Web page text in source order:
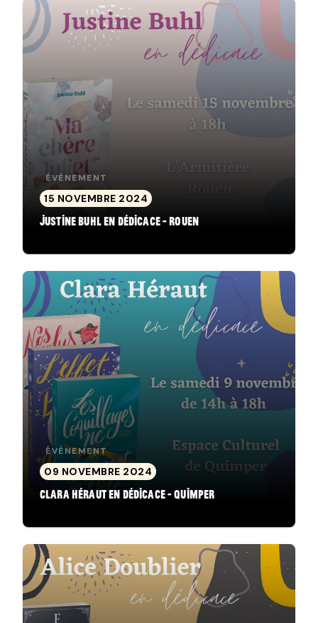
ÉVÈNEMENT
15 NOVEMBRE 2024
Justine Buhl en dédicace - Rouen
ÉVÈNEMENT
09 NOVEMBRE 2024
Clara Héraut en dédicace - Quimper